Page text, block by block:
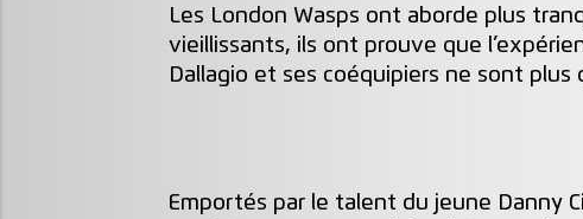
Les London Wasps ont aborde plus
vieillissants, ils ont prouve que
Dallagio et ses coéquipiers ne sont plus
Emportés par le talent du jeune Danny